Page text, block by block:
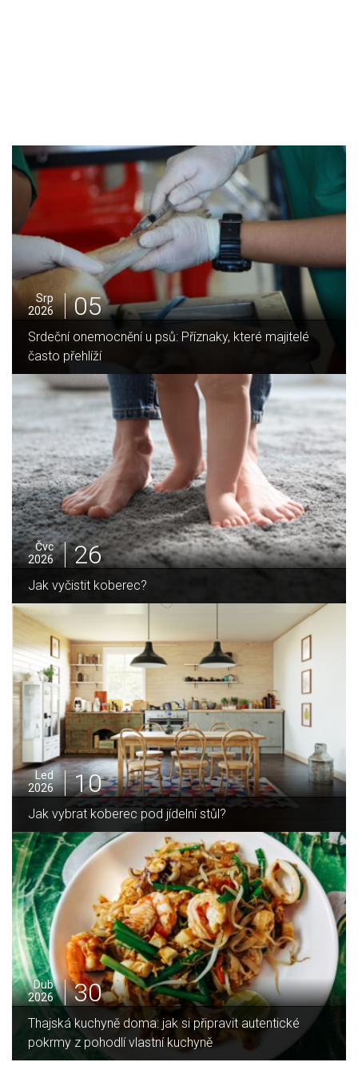
Srp
2026
05
Jak vybrat ideální krbovou vložku? Průvodce pro
domov
Čvc
2026
25
Jak sušit pomeranče a citrusy jednoduše
Pro
2025
05
Jak zvládnout vánoční úklid bez námahy
Led
2026
16
Jaký je rozdíl mezi indukční a sklokeramickou
deskou?